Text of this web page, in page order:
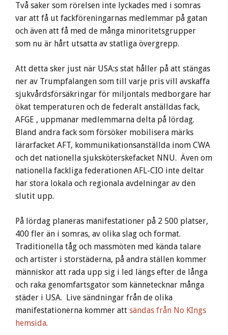
Två saker som rörelsen inte lyckades med i somras
var att få ut fackföreningarnas medlemmar på gatan
och även att få med de många minoritetsgrupper
som nu är hårt utsatta av statliga övergrepp.
Att detta sker just när USA:s stat håller på att stängas
ner av Trumpfalangen som till varje pris vill avskaffa
sjukvårdsförsäkringar för miljontals medborgare har
ökat temperaturen och de federalt anställdas fack,
AFGE , uppmanar medlemmarna delta på lördag.
Bland andra fack som försöker mobilisera märks
lärarfacket AFT, kommunikationsanställda inom CWA
och det nationella sjuksköterskefacket NNU. Även om
nationella fackliga federationen AFL-CIO inte deltar
har stora lokala och regionala avdelningar av den
slutit upp.
På lördag planeras manifestationer på 2 500 platser,
400 fler än i somras, av olika slag och format.
Traditionella tåg och massmöten med kända talare
och artister i storstäderna, på andra ställen kommer
människor att rada upp sig i led längs efter de långa
och raka genomfartsgator som kännetecknar många
städer i USA. Live sändningar från de olika
manifestationerna kommer att sändas från No KIngs
hemsida.